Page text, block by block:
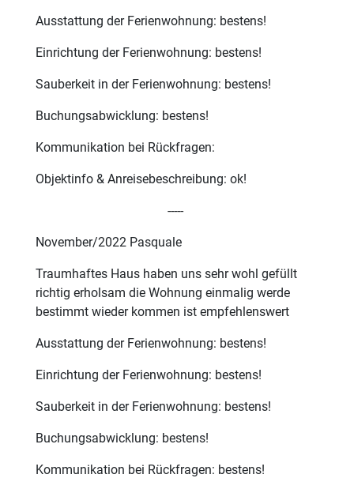
Ausstattung der Ferienwohnung: bestens!
Einrichtung der Ferienwohnung: bestens!
Sauberkeit in der Ferienwohnung: bestens!
Buchungsabwicklung: bestens!
Kommunikation bei Rückfragen:
Objektinfo & Anreisebeschreibung: ok!
-----
November/2022 Pasquale
Traumhaftes Haus haben uns sehr wohl gefüllt
richtig erholsam die Wohnung einmalig werde
bestimmt wieder kommen ist empfehlenswert
Ausstattung der Ferienwohnung: bestens!
Einrichtung der Ferienwohnung: bestens!
Sauberkeit in der Ferienwohnung: bestens!
Buchungsabwicklung: bestens!
Kommunikation bei Rückfragen: bestens!